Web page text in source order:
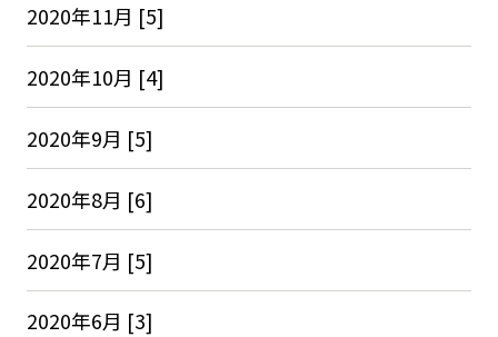
2020年11月 [5]
2020年10月 [4]
2020年9月 [5]
2020年8月 [6]
2020年7月 [5]
2020年6月 [3]